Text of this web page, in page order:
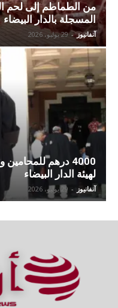
من الطماطم إلى لحم
المسجلة بالدار البيضاء
آنفانيوز - 29 يوليو، 2026
لهيئة الدار البيضاء
آنفانيوز - 29 يوليو، 2026